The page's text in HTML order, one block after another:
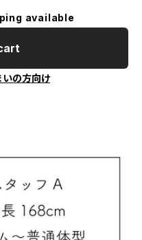
available
いの方向け